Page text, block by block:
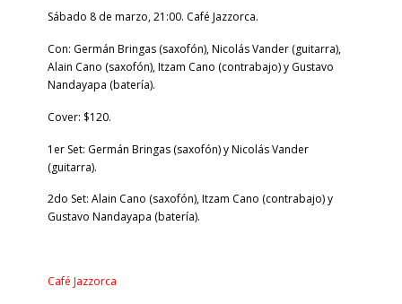
Sábado 8 de marzo, 21:00. Café Jazzorca.
Con: Germán Bringas (saxofón), Nicolás Vander (guitarra),
Alain Cano (saxofón), Itzam Cano (contrabajo)y Gustavo
Nandayapa (batería).
Cover: $120.
1er Set: Germán Bringas (saxofón) y Nicolás Vander
(guitarra).
2do Set: Alain Cano (saxofón), Itzam Cano (contrabajo) y
Gustavo Nandayapa (batería).
Café Jazzorca